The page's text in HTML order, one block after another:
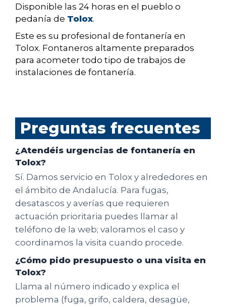
Disponible las 24 horas en el pueblo o
pedanía de Tolox.
Este es su profesional de fontanería en
Tolox. Fontaneros altamente preparados
para acometer todo tipo de trabajos de
instalaciones de fontanería.
Preguntas frecuentes
¿Atendéis urgencias de fontanería en
Tolox?
Sí. Damos servicio en Tolox y alrededores en
el ámbito de Andalucía. Para fugas,
desatascos y averías que requieren
actuación prioritaria puedes llamar al
teléfono de la web; valoramos el caso y
coordinamos la visita cuando procede.
¿Cómo pido presupuesto o una visita en
Tolox?
Llama al número indicado y explica el
problema (fuga, grifo, caldera, desagüe,